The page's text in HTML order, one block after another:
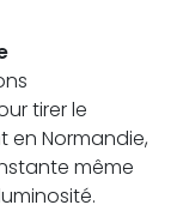
tirer le
en Normandie,
même